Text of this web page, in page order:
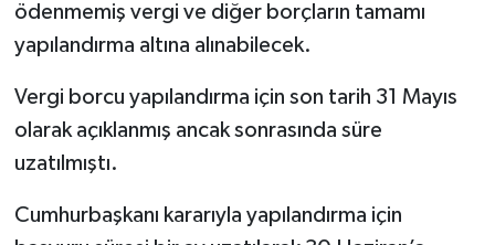
ödenmemiş vergi ve diğer borçların tamamı
yapılandırma altına alınabilecek.
Vergi borcu yapılandırma için son tarih 31 Mayıs
olarak açıklanmış ancak sonrasında süre
uzatılmıştı.
Cumhurbaşkanı kararıyla yapılandırma için
OTOMOTİV
TEKNOLOJİ